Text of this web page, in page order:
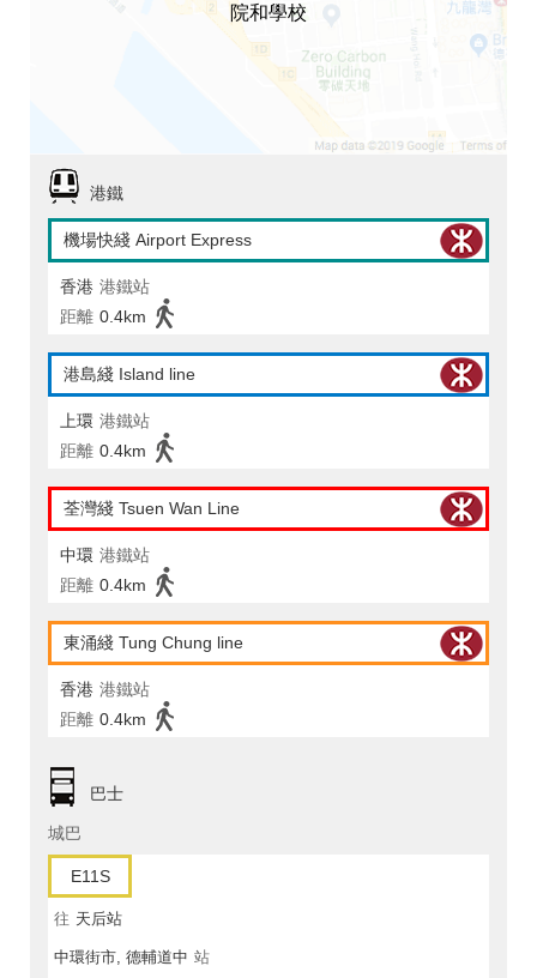
院和學校
港鐵
機場快綫 Airport Express
香港 港鐵站
距離 0.4km
港島綫 Island line
上環 港鐵站
距離 0.4km
荃灣綫 Tsuen Wan Line
中環 港鐵站
距離 0.4km
東涌綫 Tung Chung line
香港 港鐵站
距離 0.4km
巴士
城巴
E11S
往 天后站
中環街市, 德輔道中 站